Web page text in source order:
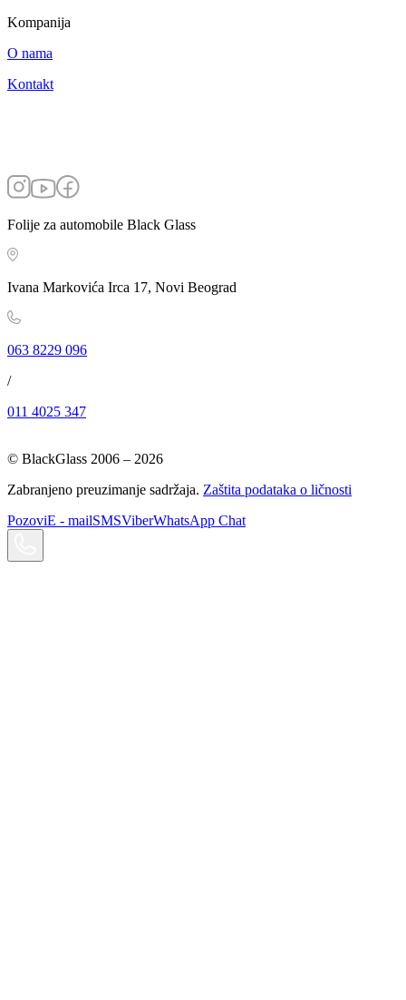
Kompanija
O nama
Kontakt
Folije za automobile Black Glass
Ivana Markovića Irca 17, Novi Beograd
063 8229 096
/
011 4025 347
© BlackGlass 2006 – 2026
Zabranjeno preuzimanje sadržaja. Zaštita podataka o ličnosti
PozoviE - mailSMSViberWhatsApp Chat